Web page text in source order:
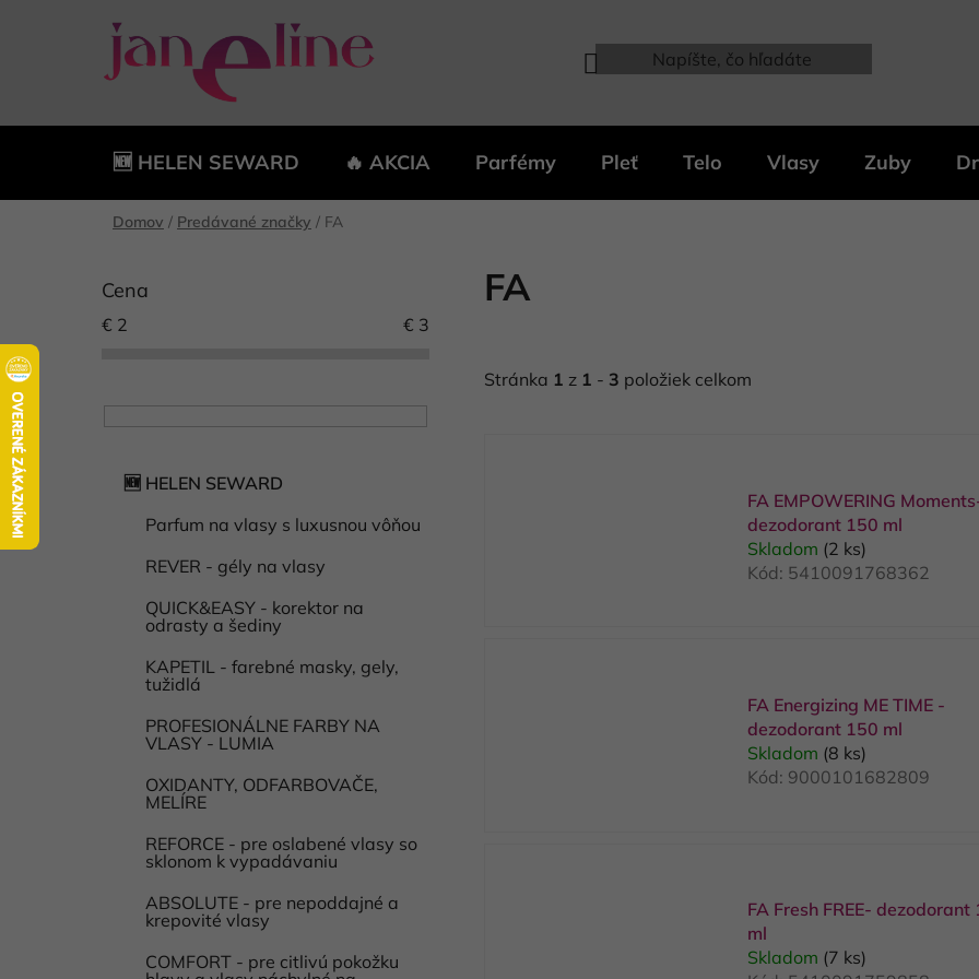
🆕 HELEN SEWARD 🔥 AKCIA Parfémy Pleť Telo Vlasy Zuby
Domov / Predávané značky / FA
o
p
a
Cena
€ 2 € 3
Preskočiť
kategórie
🆕 HELEN SEWARD
Parfum na vlasy s luxusnou vôňou
REVER - gély na vlasy
QUICK&EASY - korektor na
odrasty a šediny
KAPETIL - farebné masky, gely,
tužidlá
PROFESIONÁLNE FARBY NA
VLASY - LUMIA
OXIDANTY, ODFARBOVAČE,
MELÍRE
REFORCE - pre oslabené vlasy so
sklonom k vypadávaniu
ABSOLUTE - pre nepoddajné a
krepovité vlasy
COMFORT - pre citlivú pokožku
FA
Stránka 1 z 1 - 3 položiek celkom
FA EMPOWERING
dezodorant 150 ml
Skladom (2 ks)
Kód: 5410091768362
FA Energizing ME TIME -
dezodorant 150 ml
Skladom (8 ks)
Kód: 9000101682809
FA Fresh FREE- dezodorant
ml
Skladom (7 ks)